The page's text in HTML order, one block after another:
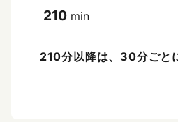
210 min
210分以降は、30分ご